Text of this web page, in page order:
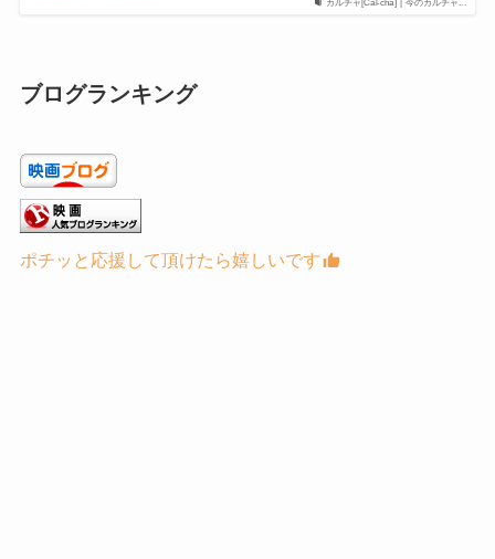
カルチャ[Cal-cha] | 今のカルチャ...
ブログランキング
ポチッと応援して頂けたら嬉しいです